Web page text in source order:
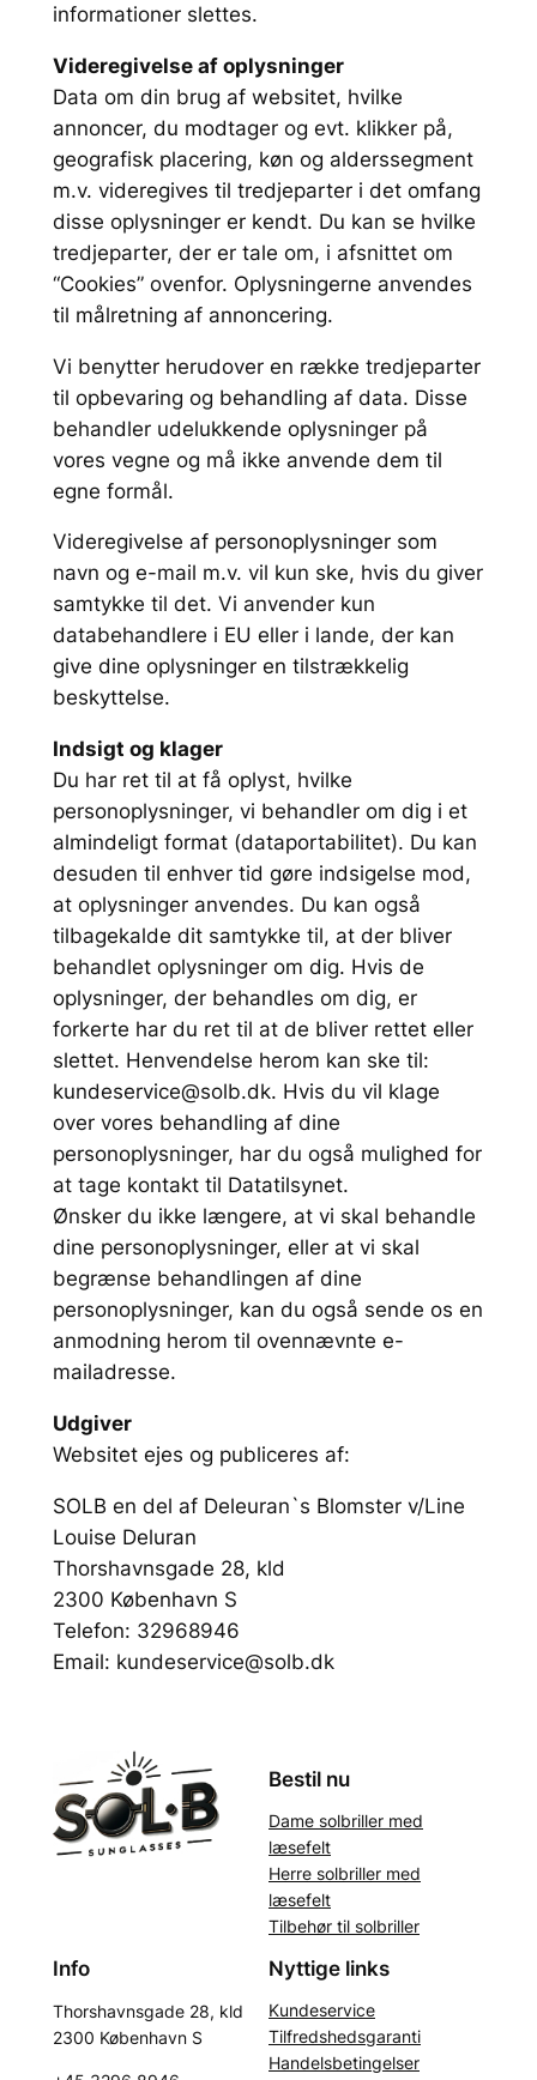
informationer slettes.
Videregivelse af oplysninger
Data om din brug af websitet, hvilke
annoncer, du modtager og evt. klikker på,
geografisk placering, køn og alderssegment
m.v. videregives til tredjeparter i det omfang
disse oplysninger er kendt. Du kan se hvilke
tredjeparter, der er tale om, i afsnittet om
“Cookies” ovenfor. Oplysningerne anvendes
til målretning af annoncering.
Vi benytter herudover en række tredjeparter
til opbevaring og behandling af data. Disse
behandler udelukkende oplysninger på
vores vegne og må ikke anvende dem til
egne formål.
Videregivelse af personoplysninger som
navn og e-mail m.v. vil kun ske, hvis du giver
samtykke til det. Vi anvender kun
databehandlere i EU eller i lande, der kan
give dine oplysninger en tilstrækkelig
beskyttelse.
Indsigt og klager
Du har ret til at få oplyst, hvilke
personoplysninger, vi behandler om dig i et
almindeligt format (dataportabilitet). Du kan
desuden til enhver tid gøre indsigelse mod,
at oplysninger anvendes. Du kan også
tilbagekalde dit samtykke til, at der bliver
behandlet oplysninger om dig. Hvis de
oplysninger, der behandles om dig, er
forkerte har du ret til at de bliver rettet eller
slettet. Henvendelse herom kan ske til:
kundeservice@solb.dk. Hvis du vil klage
over vores behandling af dine
personoplysninger, har du også mulighed for
at tage kontakt til Datatilsynet.
Ønsker du ikke længere, at vi skal behandle
dine personoplysninger, eller at vi skal
begrænse behandlingen af dine
personoplysninger, kan du også sende os en
anmodning herom til ovennævnte e-
mailadresse.
Udgiver
Websitet ejes og publiceres af:
SOLB en del af Deleuran`s Blomster v/Line
Louise Deluran
Thorshavnsgade 28, kld
2300 København S
Telefon: 32968946
Email: kundeservice@solb.dk
Bestil nu
Dame solbriller med
læsefelt
Herre solbriller med
læsefelt
Tilbehør til solbriller
Info
Thorshavnsgade 28, kld
2300 København S
Nyttige links
Kundeservice
Tilfredshedsgaranti
Handelsbetingelser